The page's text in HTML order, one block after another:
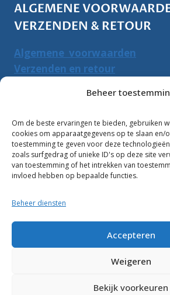
Beheer
Om de beste ervaringen te bieden, gebruiken
cookies om apparaatgegevens op te slaan
toestemming te geven voor deze
zoals surfgedrag of unieke ID's op deze site
van toestemming of het intrekken van
invloed hebben op bepaalde functies.
Beheer diensten
Accepteren
Weigeren
Bekijk voorkeuren
ALGEMENE
VERZENDEN & RETOUR
Algemene voorwaarden
Verzenden en retour
PRODUCTEN ZOEKEN
Zoeken
naar:
10